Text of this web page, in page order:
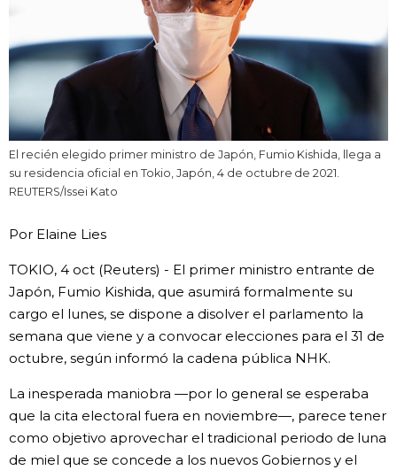
En profundidad
Noticias
Datos de Japón
Fragmentos de Japón
Gente
Blog
Tokio
Avisos
official SNS
El recién elegido primer ministro de Japón, Fumio Kishida, llega a
su residencia oficial en Tokio, Japón, 4 de octubre de 2021.
REUTERS/Issei Kato
Por Elaine Lies
TOKIO, 4 oct (Reuters) - El primer ministro entrante de
Japón, Fumio Kishida, que asumirá formalmente su
cargo el lunes, se dispone a disolver el parlamento la
semana que viene y a convocar elecciones para el 31 de
octubre, según informó la cadena pública NHK.
La inesperada maniobra —por lo general se esperaba
que la cita electoral fuera en noviembre—, parece tener
como objetivo aprovechar el tradicional periodo de luna
de miel que se concede a los nuevos Gobiernos y el